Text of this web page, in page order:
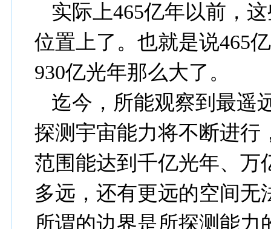
实际上465亿年以前，
位置上了。也就是说465
930亿光年那么大了。
迄今，所能观察到最遥
探测宇宙能力将不断进行
范围能达到千亿光年、万
多远，还有更远的空间无
所谓的边界是所探测能力